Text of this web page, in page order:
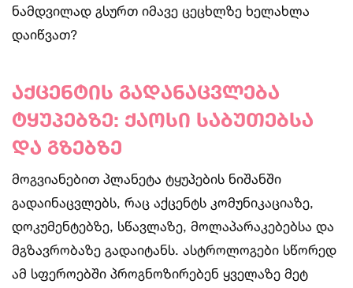
ნამდვილად გსურთ იმავე ცეცხლზე ხელახლა
დაიწვათ?
აქცენტის გადანაცვლება
ტყუპებზე: ქაოსი საბუთებსა
და გზებზე
მოგვიანებით პლანეტა ტყუპების ნიშანში
გადაინაცვლებს, რაც აქცენტს კომუნიკაციაზე,
დოკუმენტებზე, სწავლაზე, მოლაპარაკებებსა და
მგზავრობაზე გადაიტანს. ასტროლოგები სწორედ
ამ სფეროებში პროგნოზირებენ ყველაზე მეტ